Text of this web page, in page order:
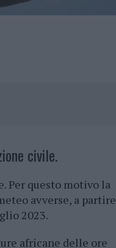
civile.
Per questo motivo la
avverse, a partire
2023.
africane delle ore